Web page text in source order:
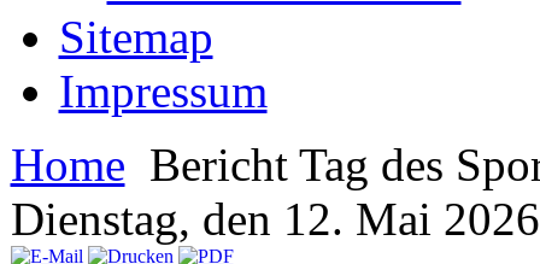
Sitemap
Impressum
Home Bericht Tag des
Dienstag, den 12. Mai